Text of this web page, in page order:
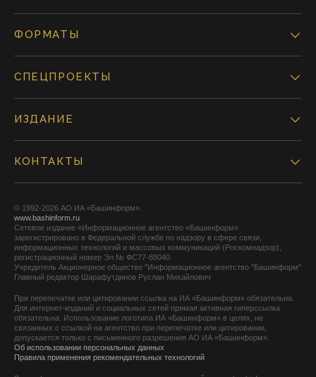
ФОРМАТЫ
СПЕЦПРОЕКТЫ
ИЗДАНИЕ
КОНТАКТЫ
© 1992-2026 АО ИА «Башинформ».
www.bashinform.ru
Сетевое издание «Информационное агентство «Башинформ»
зарегистрировано в Федеральной службе по надзору в сфере связи,
информационных технологий и массовых коммуникаций (Роскомнадзор),
регистрационный номер Эл № ФС77-88040
Учредитель Акционерное общество "Информационное агентство "Башинформ"
Главный редактор Шарафутдинов Руслан Михайлович
При перепечатке или цитировании ссылка на ИА «Башинформ» обязательна.
Для интернет-изданий и социальных сетей прямая активная гиперссылка
обязательна. Использование логотипа ИА «Башинформ» в целях, не
связанных с ссылкой на агентство при перепечатке или цитировании,
допускается только с письменного разрешения АО ИА «Башинформ».
Об использовании персональных данных
Правила применения рекомендательных технологий